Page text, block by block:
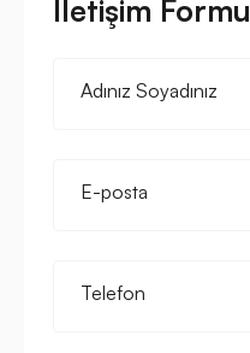
İletişim Formu
Adınız Soyadınız
E-posta
Telefon